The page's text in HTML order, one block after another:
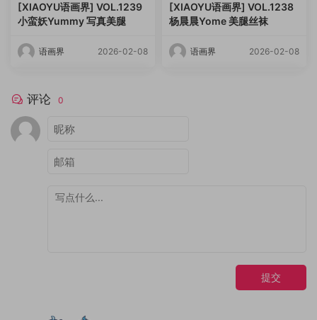
[XIAOYU语画界] VOL.1239
小蛮妖Yummy 写真美腿
语画界 2026-02-08
[XIAOYU语画界] VOL.1238
杨晨晨Yome 美腿丝袜
语画界 2026-02-08
评论 0
提交